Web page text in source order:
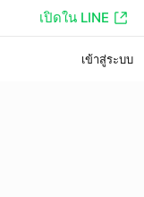
เปิดใน LINE
เข้าสู่ระบบ